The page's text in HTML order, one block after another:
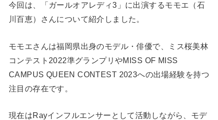
今回は、「ガールオアレディ3」に出演するモモエ（石
川百恵）さんについて紹介しました。
モモエさんは福岡県出身のモデル・俳優で、ミス桜美林
コンテスト2022準グランプリやMISS OF MISS
CAMPUS QUEEN CONTEST 2023への出場経験を持つ
注目の存在です。
現在はRayインフルエンサーとして活動しながら、モデ